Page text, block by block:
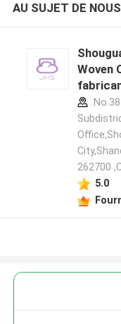
AU SUJET DE NOUS
Woven
262700
5.0